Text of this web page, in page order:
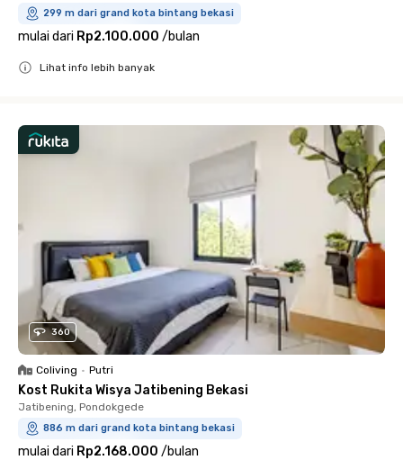
299 m dari grand kota bintang bekasi
mulai dari Rp2.100.000 /bulan
Lihat info lebih banyak
360
Coliving • Putri
Kost Rukita Wisya Jatibening Bekasi
Jatibening, Pondokgede
886 m dari grand kota bintang bekasi
mulai dari Rp2.168.000 /bulan